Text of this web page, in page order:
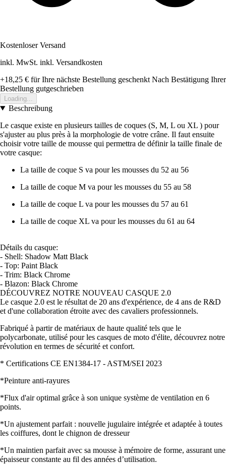
Kostenloser Versand
inkl. MwSt. inkl. Versandkosten
+18,25 € für Ihre nächste Bestellung geschenkt Nach Bestätigung Ihrer
Bestellung gutgeschrieben
Loading...
Beschreibung
Le casque existe en plusieurs tailles de coques (S, M, L ou XL ) pour
s'ajuster au plus près à la morphologie de votre crâne. Il faut ensuite
choisir votre taille de mousse qui permettra de définir la taille finale de
votre casque:
La taille de coque S va pour les mousses du 52 au 56
La taille de coque M va pour les mousses du 55 au 58
La taille de coque L va pour les mousses du 57 au 61
La taille de coque XL va pour les mousses du 61 au 64
Détails du casque:
- Shell: Shadow Matt Black
- Top: Paint Black
- Trim: Black Chrome
- Blazon: Black Chrome
DÉCOUVREZ NOTRE NOUVEAU CASQUE 2.0
Le casque 2.0 est le résultat de 20 ans d'expérience, de 4 ans de R&D
et d'une collaboration étroite avec des cavaliers professionnels.
Fabriqué à partir de matériaux de haute qualité tels que le
polycarbonate, utilisé pour les casques de moto d'élite, découvrez notre
révolution en termes de sécurité et confort.
* Certifications CE EN1384-17 - ASTM/SEI 2023
*Peinture anti-rayures
*Flux d'air optimal grâce à son unique système de ventilation en 6
points.
*Un ajustement parfait : nouvelle jugulaire intégrée et adaptée à toutes
les coiffures, dont le chignon de dresseur
*Un maintien parfait avec sa mousse à mémoire de forme, assurant une
épaisseur constante au fil des années d’utilisation.